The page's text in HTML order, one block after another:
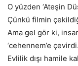
O yüzden ‘Ateşin
Çünkü filmin
Ama gel gör ki,
‘cehennem’e çevirdi.
Evlilik dışı hamile